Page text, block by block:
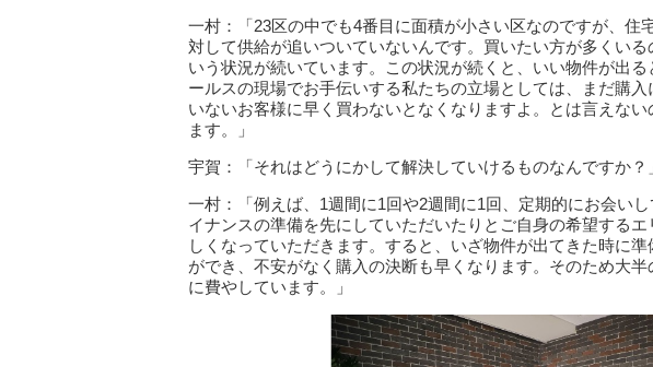
一村：「23区の中でも4番目に面積が小さい区なのですが、住
対して供給が追いついていないんです。買いたい方が多くい
いう状況が続いています。この状況が続くと、いい物件が出
ールスの現場でお手伝いする私たちの立場としては、まだ購
いないお客様に早く買わないとなくなりますよ。とは言えな
ます。」
宇賀：「それはどうにかして解決していけるものなんですか？
一村：「例えば、1週間に1回や2週間に1回、定期的にお会い
イナンスの準備を先にしていただいたりとご自身の希望する
しくなっていただきます。すると、いざ物件が出てきた時に
ができ、不安がなく購入の決断も早くなります。そのため大
に費やしています。」